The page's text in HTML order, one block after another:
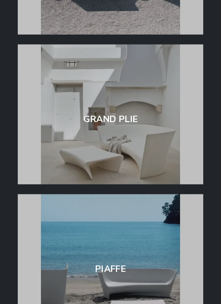
GRAND PLIE
PIAFFE